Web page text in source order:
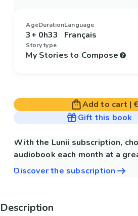
Age
3+
Duration
0h33
Language
Français
Story type
My Stories to Compose
Add to cart |
Gift this book
With the Lunii subscription,
audiobook each month at a
Discover the subscription
Description